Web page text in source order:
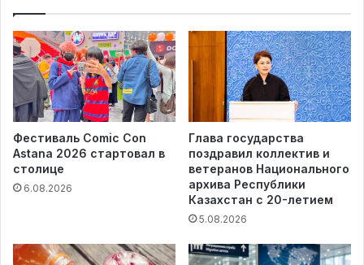
Фестиваль Comic Con
Astana 2026 стартовал в
столице
6.08.2026
Глава государства
поздравил коллектив и
ветеранов Национального
архива Республики
Казахстан с 20-летием
5.08.2026